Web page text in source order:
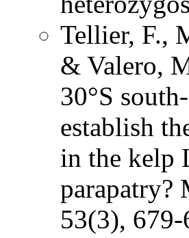
Tellier, F.,
& Valero,
30°S
establish
in the kelp
parapatry?
53(3), 679-